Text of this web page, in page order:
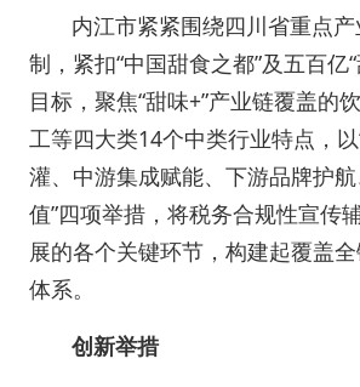
内江市紧紧围绕四川省重点
制，紧扣“中国甜食之都”及五百亿
目标，聚焦“甜味+”产业链覆盖的
工等四大类14个中类行业特点，
灌、中游集成赋能、下游品牌护
值”四项举措，将税务合规性宣传
展的各个关键环节，构建起覆盖
体系。
创新举措